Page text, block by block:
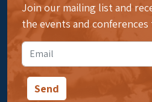
Join our mailing list and
the events and